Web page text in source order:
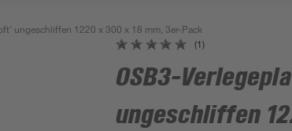
ungeschliffen 1220 x 300 x 18 mm, 3er-Pack
(1)
OSB3-
ungeschliffen